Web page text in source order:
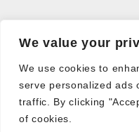
We value your
We use cookies to
serve personalized ads
traffic. By clicking
of cookies.